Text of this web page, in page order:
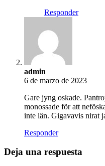
Responder
admin
6 de marzo de 2023
Gare jyng oskade.
monossade för att
inte län. Gigavavis nirat
Responder
Deja una respuesta